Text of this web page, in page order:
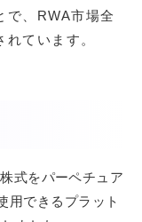
で、RWA市場全
ています。
式をパーペチュア
用できるプラット